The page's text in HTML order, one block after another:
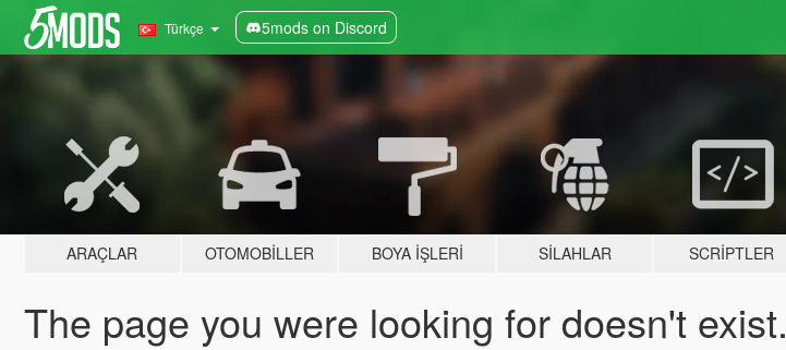
Türkçe 5mods on Discord
ARAÇLAR OTOMOBILLER BOYA İŞLERI SILAHLAR SCRIPTLER
The page you were looking for doesn't exist.